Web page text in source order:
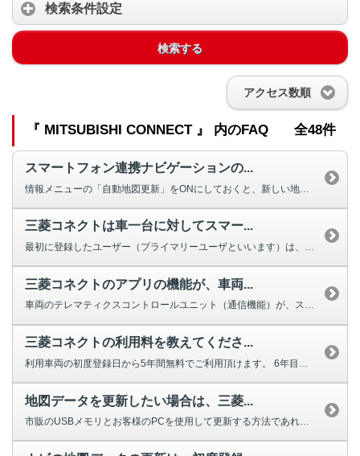
検索条件設定
検索する
アクセス数順
『 MITSUBISHI CONNECT 』 内のFAQ 全48件
スマートフォン連携ナビゲーションの...
三菱コネクトは車一台に対してスマー...
最初に登録したユーザー（プライマリーユーザといいます）は、最大３名のユーザ...
三菱コネクトのアプリの機能が、車両...
車両のテレマティクスコントロールユニット（通信機能）が、スリープ状態（電力...
三菱コネクトの利用料を教えてくださ...
利用車両の初度登録日から5年間無料でご利用頂けます。 6年目以降は7,9...
地図データを更新したい場合は、三菱...
市販のUSBメモリとお客様のPCを使用して更新する方法であれば、MITSU...